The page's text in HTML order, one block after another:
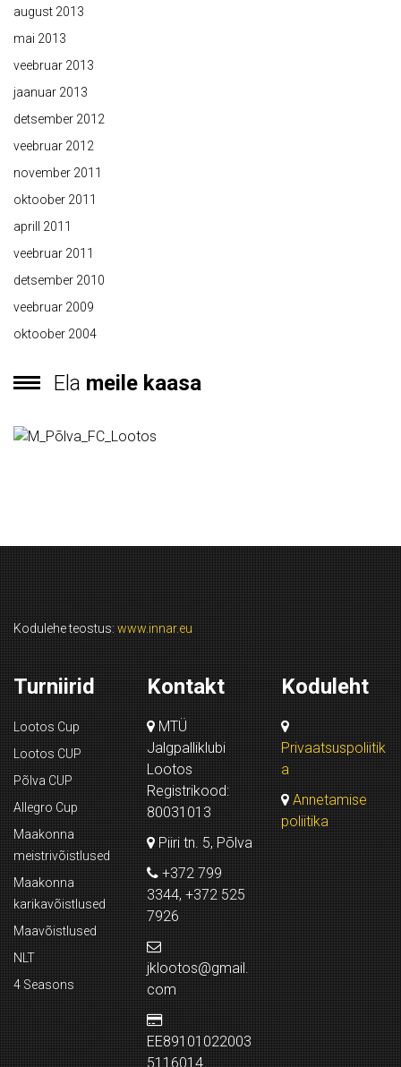
august 2013
mai 2013
veebruar 2013
jaanuar 2013
detsember 2012
veebruar 2012
november 2011
oktoober 2011
aprill 2011
veebruar 2011
detsember 2010
veebruar 2009
oktoober 2004
Ela meile kaasa
Kodulehe teostus: www.innar.eu
Turniirid
Lootos Cup
Lootos CUP
Põlva CUP
Allegro Cup
Maakonna
meistrivõistlused
Maakonna
karikavõistlused
Maavõistlused
NLT
4 Seasons
Kontakt
MTÜ
Jalgpalliklubi
Lootos
Registrikood:
80031013
Piiri tn. 5, Põlva
+372 799
3344, +372 525
7926
jklootos@gmail.
com
EE89101022003
5116014
Koduleht
Privaatsuspoliitik
a
Annetamise
poliitika